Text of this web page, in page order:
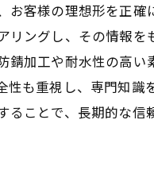
お客様の理想形を正
ングし、その情報
錆加工や耐水性の高
性も重視し、専門知
ことで、長期的な